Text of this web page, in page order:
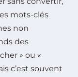
mots-clés
non
des
» ou «
c’est souvent